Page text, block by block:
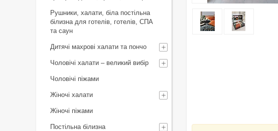
Рушники, халати, біла постільна
білизна для готелів, готелів, СПА
та саун
Дитячі махрові халати та пончо
Чоловічі халати – великий вибір
Чоловічі піжами
Жіночі халати
Жіночі піжами
Постільна білизна